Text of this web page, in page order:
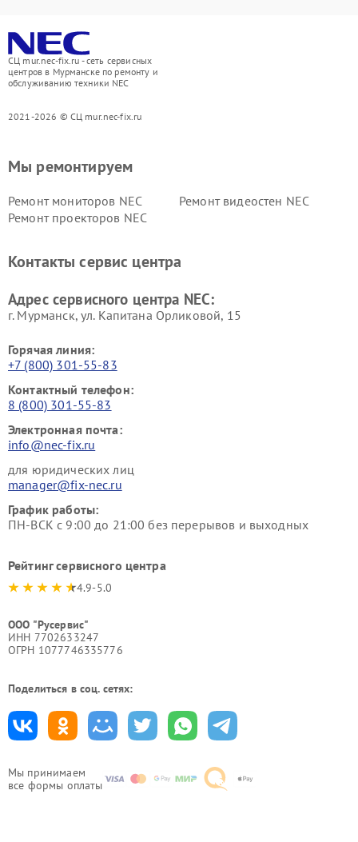
СЦ mur.nec-fix.ru - сеть сервисных
центров в Мурманске по ремонту и
обслуживанию техники NEC
2021-2026 © СЦ mur.nec-fix.ru
Мы принимаем
все формы оплаты
Мы ремонтируем
Ремонт мониторов NEC
Ремонт видеостен NEC
Ремонт проекторов NEC
Контакты сервис центра
Адрес сервисного центра NEC:
г. Мурманск, ул. Капитана Орликовой, 15
Горячая линия:
+7 (800) 301-55-83
Контактный телефон:
8 (800) 301-55-83
Электронная почта:
info@nec-fix.ru
для юридических лиц
manager@fix-nec.ru
График работы:
ПН-ВСК с 9:00 до 21:00 без перерывов и выходных
Рейтинг сервисного центра
4.9-5.0
ООО "Русервис"
ИНН 7702633247
ОГРН 1077746335776
Поделиться в соц. сетях: